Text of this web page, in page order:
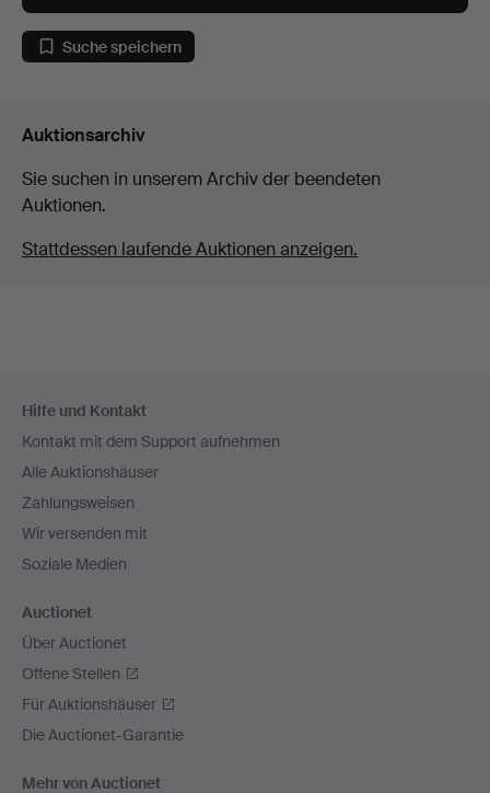
Suche speichern
Auktionsarchiv
Sie suchen in unserem Archiv der beendeten
Auktionen.
Stattdessen laufende Auktionen anzeigen.
Navigation
Hilfe und Kontakt
Kontakt mit dem Support aufnehmen
Alle Auktionshäuser
Zahlungsweisen
Wir versenden mit
Soziale Medien
Auctionet
Über Auctionet
Offene Stellen
Für Auktionshäuser
Die Auctionet-Garantie
Mehr von Auctionet